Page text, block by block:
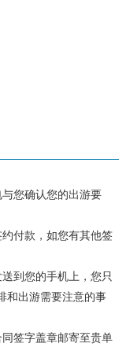
您确认您的出游要
付款，如您有其他签
到您的手机上，您只
和出游需要注意的事
签字盖章邮寄至贵单